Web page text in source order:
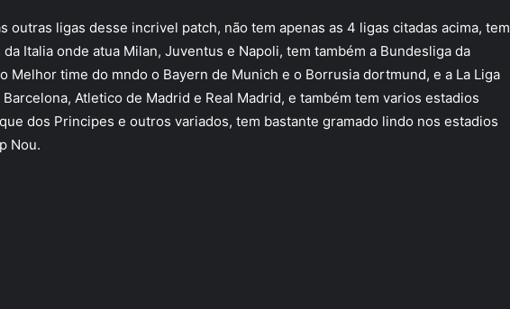
outras ligas desse incrivel patch, não tem apenas as 4 ligas citadas acima, tem
Italia onde atua Milan, Juventus e Napoli, tem também a Bundesliga da
Melhor time do mndo o Bayern de Munich e o Borrusia dortmund, e a La Liga
Atletico de Madrid e Real Madrid, e também tem varios estadios
dos Principes e outros variados, tem bastante gramado lindo nos estadios
Nou.